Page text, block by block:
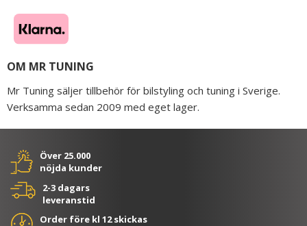
OM MR TUNING
Mr Tuning säljer tillbehör för bilstyling och tuning i Sverige.
Verksamma sedan 2009 med eget lager.
Över 25.000
nöjda kunder
2-3 dagars
leveranstid
Order före kl 12 skickas